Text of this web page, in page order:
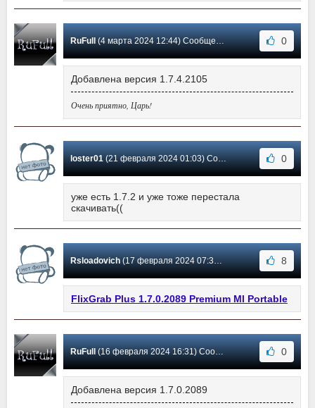
RuFull(4 марта 2024 12:44) Сообщение #11 0
Добавлена версия 1.7.4.2105
Очень приятно, Царь!
loster01(21 февраля 2024 01:03) Сообщение #10 0
уже есть 1.7.2 и уже тоже перестала
скачивать((
Rsloadovich(17 февраля 2024 07:37) Сообщение #9 8
FlixGrab Plus 1.7.0.2089 Premium Ml Portable
RuFull(16 февраля 2024 16:31) Сообщение #8 0
Добавлена версия 1.7.0.2089